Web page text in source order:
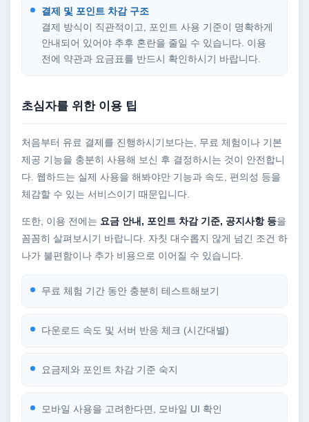
결제 및 포인트 차감 구조
결제 방식이 직관적이고, 포인트 사용 기준이 명확하게
안내되어 있어야 추후 혼란을 줄일 수 있습니다. 이용
전에 약관과 요금표를 반드시 확인하시기 바랍니다.
초심자를 위한 이용 팁
처음부터 유료 결제를 진행하시기보다는, 무료 체험이나 기본
제공 기능을 충분히 사용해 보신 후 결정하시는 것이 안전합니
다. 웹하드는 실제 사용을 해봐야만 기능과 속도, 편의성 등을
체감할 수 있는 서비스이기 때문입니다.
또한, 이용 전에는 요금 안내, 포인트 차감 기준, 공지사항 등을
꼼꼼히 살펴보시기 바랍니다. 자칫 대수롭지 않게 넘긴 조건 하
나가 불편함이나 추가 비용으로 이어질 수 있습니다.
무료 체험 기간 동안 충분히 테스트해보기
다운로드 속도 및 서버 반응 체크 (시간대별)
요금제와 포인트 차감 기준 숙지
모바일 사용을 고려한다면, 모바일 UI 확인